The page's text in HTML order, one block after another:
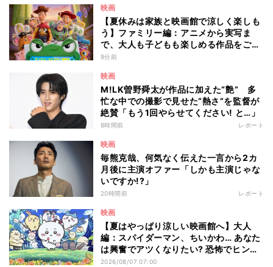
映画
【夏休みは家族と映画館で涼しく楽しも
う】ファミリー編：アニメから実写ま
で、大人も子どもも楽しめる作品をご紹
介 - 編集部が注目する最新映画5選
9分前
映画
M!LK曽野舜太が作品に加えた“艶” 多
忙な中での撮影で見せた“熱さ”を監督が
絶賛「もう1回やらせてください! と…」
8時間前 レポート
映画
毎熊克哉、何気なく伝えた一言から2カ
月後に主演オファー「しかも主演じゃな
いですか!?」
20時間前 レポート
映画
【夏はやっぱり涼しい映画館へ】大人
編：スパイダーマン、ちいかわ… あなた
は興奮でアツくなりたい? 恐怖でヒンヤ
リしたい? - 編集部が注目する最新映画5
2026/08/07 07:00